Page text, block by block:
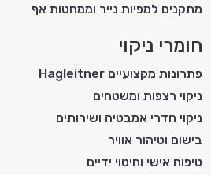
מתקנים למפיות נייר וממחטות אף
חומרי ניקוי
פתרונות מקצועיים Hagleitner
ניקוי רצפות ומשטחים
ניקוי חדרי אמבטיה ושירותים
בישום וטיהור אוויר
טיפוח אישי וחיטוי ידיים